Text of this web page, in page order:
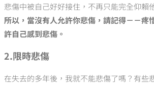
悲傷中被自己好好接住，不再只能完全仰賴
所以，當沒有人允許你悲傷，請記得－－疼
許自己感到悲傷。
2.限時悲傷
在失去的多年後，我就不能悲傷了嗎？有些